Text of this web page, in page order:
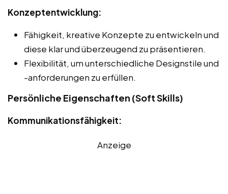
Konzeptentwicklung:
Fähigkeit, kreative Konzepte zu entwickeln und
diese klar und überzeugend zu präsentieren.
Flexibilität, um unterschiedliche Designstile und
-anforderungen zu erfüllen.
Persönliche Eigenschaften (Soft Skills)
Kommunikationsfähigkeit:
Anzeige